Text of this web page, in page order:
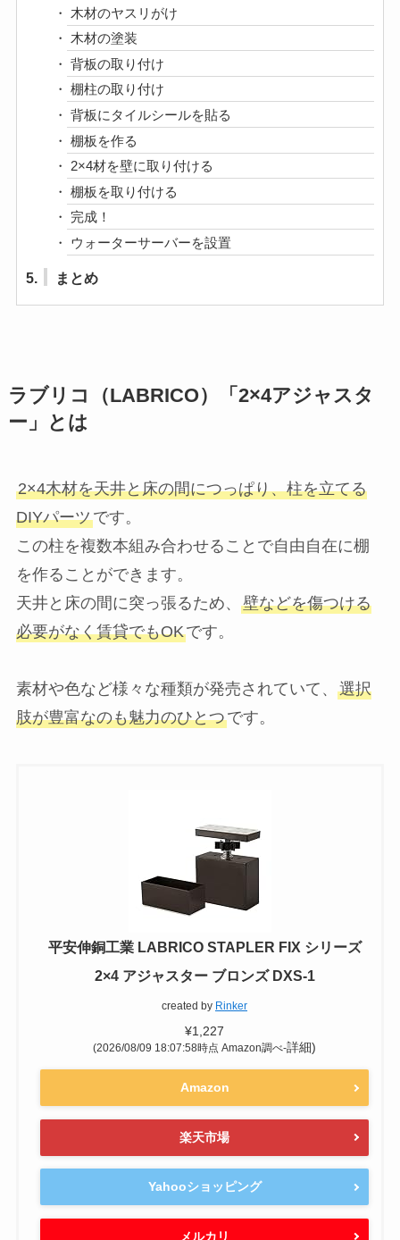
木材のヤスリがけ
木材の塗装
背板の取り付け
棚柱の取り付け
背板にタイルシールを貼る
棚板を作る
2×4材を壁に取り付ける
棚板を取り付ける
完成！
ウォーターサーバーを設置
5. まとめ
ラブリコ（LABRICO）「2×4アジャスタ
ー」とは
2×4木材を天井と床の間につっぱり、柱を立てる
DIYパーツです。
この柱を複数本組み合わせることで自由自在に棚
を作ることができます。
天井と床の間に突っ張るため、 壁などを傷つける
必要がなく賃貸でもOKです。
素材や色など様々な種類が発売されていて、 選択
肢が豊富なのも魅力のひとつです。
平安伸銅工業 LABRICO STAPLER FIX シリーズ
2×4 アジャスター ブロンズ DXS-1
created by Rinker
¥1,227
(2026/08/09 18:07:58時点 Amazon調べ-詳細)
Amazon
楽天市場
Yahooショッピング
メルカリ